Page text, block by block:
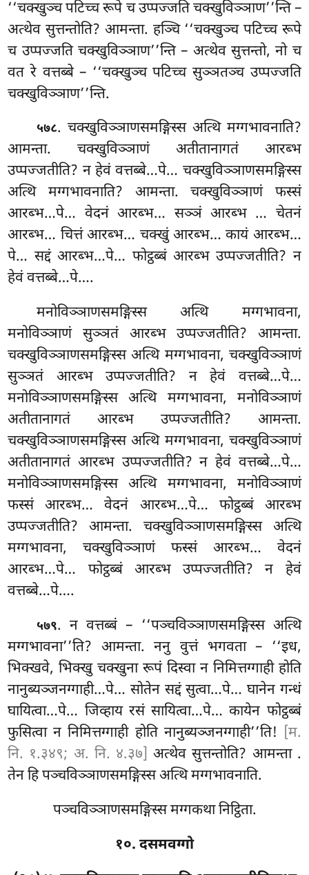
‘‘चक्खुञ्च पटिच्च रूपे च उप्पज्जति चक्खुविञ्ञाण’’न्ति –
अत्थेव सुत्तन्तोति? आमन्ता. हञ्चि ‘‘चक्खुञ्च पटिच्च रूपे
च उप्पज्जति चक्खुविञ्ञाण’’न्ति – अत्थेव सुत्तन्तो, नो च
वत रे वत्तब्बे – ‘‘चक्खुञ्च पटिच्च सुञ्ञतञ्च उप्पज्जति
चक्खुविञ्ञाण’’न्ति.
५७८. चक्खुविञ्ञाणसमङ्गिस्स अत्थि मग्गभावनाति?
आमन्ता. चक्खुविञ्ञाणं अतीतानागतं आरब्भ
उप्पज्जतीति? न हेवं वत्तब्बे…पे… चक्खुविञ्ञाणसमङ्गिस्स
अत्थि मग्गभावनाति? आमन्ता. चक्खुविञ्ञाणं फस्सं
आरब्भ…पे… वेदनं आरब्भ… सञ्ञं आरब्भ … चेतनं
आरब्भ… चित्तं आरब्भ… चक्खुं आरब्भ… कायं आरब्भ…
पे… सद्दं आरब्भ…पे… फोट्ठब्बं आरब्भ उप्पज्जतीति? न
हेवं वत्तब्बे…पे….
मनोविञ्ञाणसमङ्गिस्स अत्थि मग्गभावना,
मनोविञ्ञाणं सुञ्ञतं आरब्भ उप्पज्जतीति? आमन्ता.
चक्खुविञ्ञाणसमङ्गिस्स अत्थि मग्गभावना, चक्खुविञ्ञाणं
सुञ्ञतं आरब्भ उप्पज्जतीति? न हेवं वत्तब्बे…पे…
मनोविञ्ञाणसमङ्गिस्स अत्थि मग्गभावना, मनोविञ्ञाणं
अतीतानागतं आरब्भ उप्पज्जतीति? आमन्ता.
चक्खुविञ्ञाणसमङ्गिस्स अत्थि मग्गभावना, चक्खुविञ्ञाणं
अतीतानागतं आरब्भ उप्पज्जतीति? न हेवं वत्तब्बे…पे…
मनोविञ्ञाणसमङ्गिस्स अत्थि मग्गभावना, मनोविञ्ञाणं
फस्सं आरब्भ… वेदनं आरब्भ…पे… फोट्ठब्बं आरब्भ
उप्पज्जतीति? आमन्ता. चक्खुविञ्ञाणसमङ्गिस्स अत्थि
मग्गभावना, चक्खुविञ्ञाणं फस्सं आरब्भ… वेदनं
आरब्भ…पे… फोट्ठब्बं आरब्भ उप्पज्जतीति? न हेवं
वत्तब्बे…पे….
५७९. न वत्तब्बं – ‘‘पञ्चविञ्ञाणसमङ्गिस्स अत्थि
मग्गभावना’’ति? आमन्ता. ननु वुत्तं भगवता – ‘‘इध,
भिक्खवे, भिक्खु चक्खुना रूपं दिस्वा न निमित्तग्गाही होति
नानुब्यञ्जनग्गाही…पे… सोतेन सद्दं सुत्वा…पे… घानेन गन्धं
घायित्वा…पे… जिव्हाय रसं सायित्वा…पे… कायेन फोट्ठब्बं
फुसित्वा न निमित्तग्गाही होति नानुब्यञ्जनग्गाही’’ति! [म.
नि. १.३४९; अ. नि. ४.३७] अत्थेव सुत्तन्तोति? आमन्ता .
तेन हि पञ्चविञ्ञाणसमङ्गिस्स अत्थि मग्गभावनाति.
पञ्चविञ्ञाणसमङ्गिस्स मग्गकथा निट्ठिता.
१०. दसमवग्गो